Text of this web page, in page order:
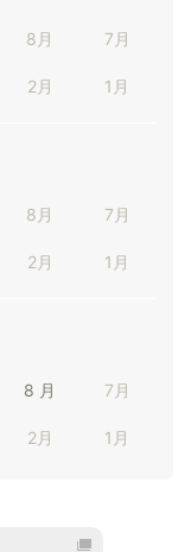
8月 7月
2月 1月
8月 7月
2月 1月
8 月 7月
2月 1月